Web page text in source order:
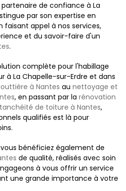
de confiance à La
par son expertise en
faisant appel à nos services,
et du savoir-faire d'un
.
complète pour l'habillage
à La Chapelle-sur-Erdre et dans
à Nantes au nettoyage et
, en passant par la rénovation
de toiture à Nantes,
qualifiés est là pour
bénéficiez également de
de qualité, réalisés avec soin
à vous offrir un service
une grande importance à votre